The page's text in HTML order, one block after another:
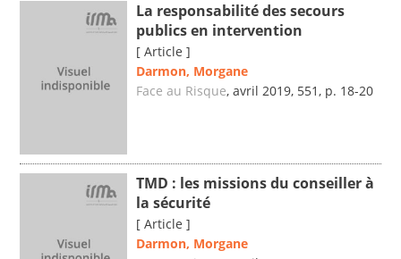
La responsabilité des secours
publics en intervention
[ Article ]
Darmon, Morgane
Face au Risque, avril 2019, 551, p. 18-20
TMD : les missions du conseiller à
la sécurité
[ Article ]
Darmon, Morgane